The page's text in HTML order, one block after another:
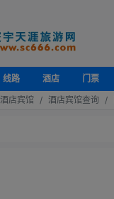
线路 酒店 门票
酒店宾馆 酒店宾馆查询